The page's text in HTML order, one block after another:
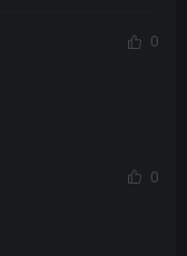
0
0